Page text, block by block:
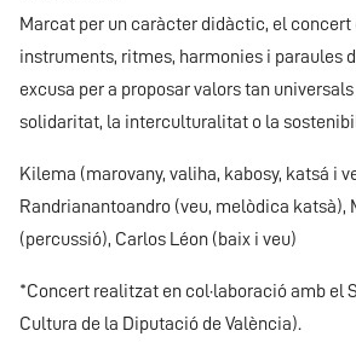
Marcat per un caràcter didàctic, el concert
instruments, ritmes, harmonies i paraules
excusa per a proposar valors tan
solidaritat, la interculturalitat o la
Kilema (marovany, valiha, kabosy, katsá i
Randrianantoandro (veu, melòdica katsà),
(percussió), Carlos Léon (baix i veu)
*Concert realitzat en col·laboració amb el
Cultura de la Diputació de València).